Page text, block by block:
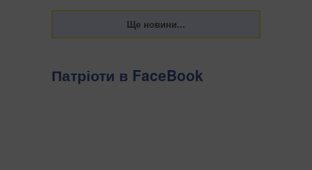
Патріоти в FaceBook